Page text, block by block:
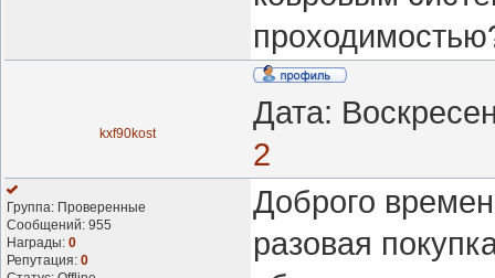
kxf90kost
Дата:
2
Группа: Проверенные
Сообщений: 955
Награды: 0
Репутация: 0
Доброго
разовая